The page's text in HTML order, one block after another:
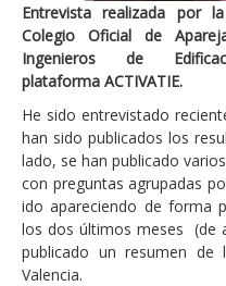
Entrevista realizada por
Colegio Oficial de
Ingenieros de
plataforma ACTIVATIE.
He sido entrevistado
han sido publicados los
lado, se han publicado
con preguntas agrupadas
ido apareciendo de forma
los dos últimos meses (de
publicado un resumen de
Valencia.